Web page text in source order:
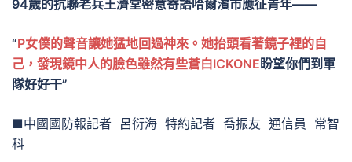
94歲的抗聯老兵王濟堂密意寄語哈爾濱市應征青年——
“P女僕的聲音讓她猛地回過神來。她抬頭看著鏡子裡的自
己，發現鏡中人的臉色雖然有些蒼白ICKONE 盼望你們到軍
隊好好干”
■中國國防報記者 呂衍海 特約記者 喬振友 通信員 常智
科